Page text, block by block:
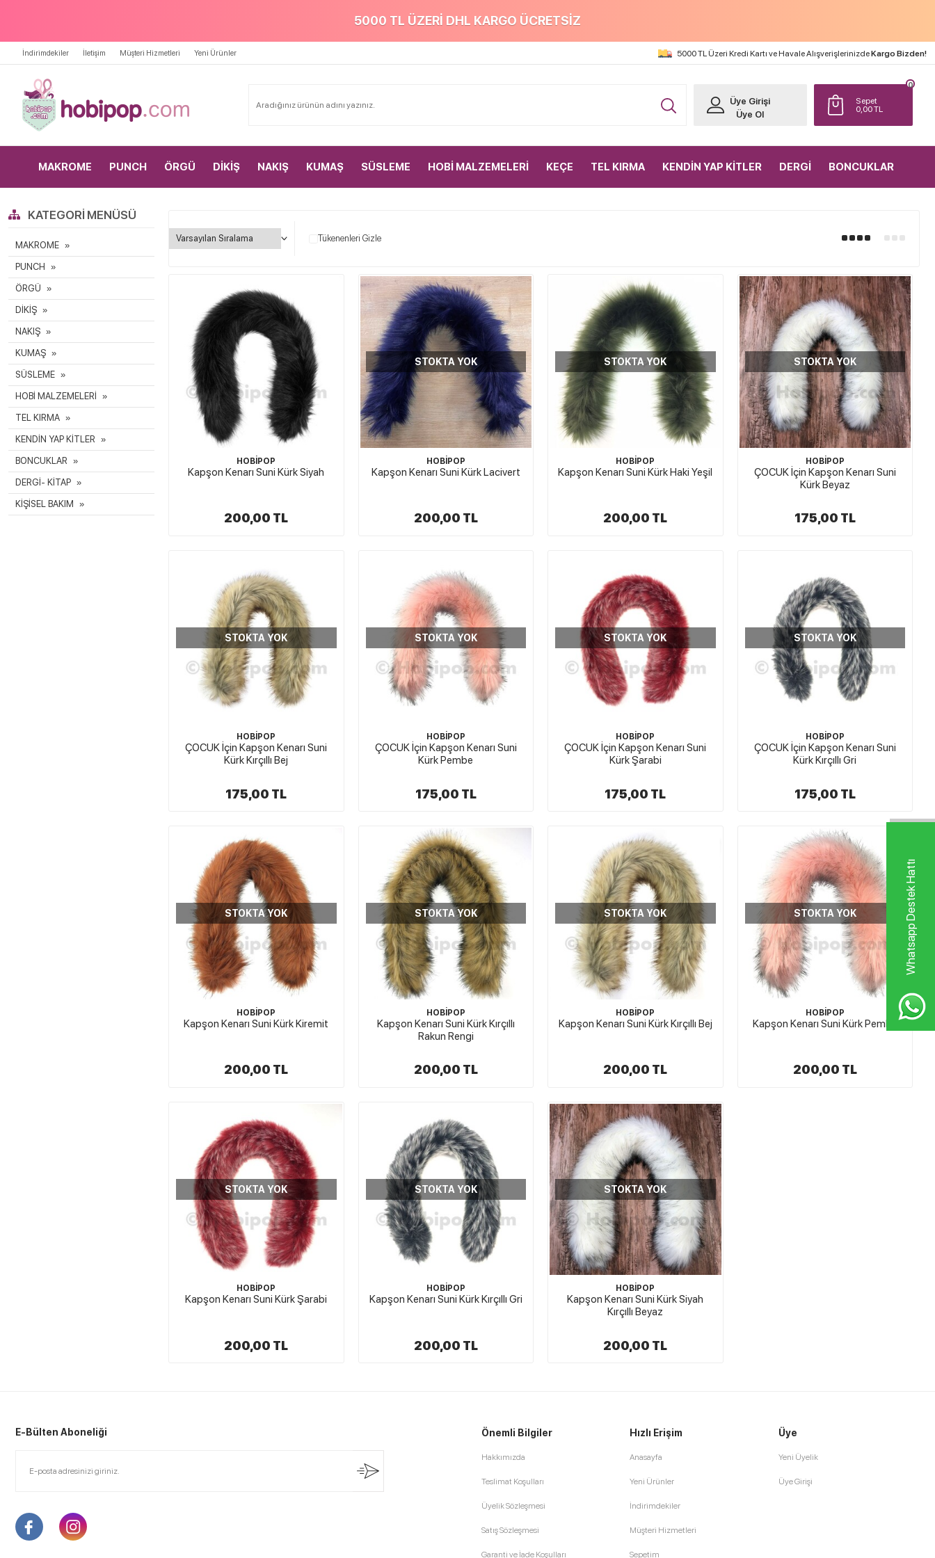
Whatsapp Destek Hattı
5000 TL ÜZERİ DHL KARGO ÜCRETSİZ
İndirimdekiler İletişim Müşteri Hizmetleri Yeni Ürünler 5000 TL Üzeri Kredi Kartı ve Havale AlışverişlerinizdeKargo Bizden!
Sepet
0,00TL
0
Üye Girişi
Üye Ol
MAKROME PUNCH ÖRGÜ DİKİŞ NAKIŞ KUMAŞ SÜSLEME HOBİ MALZEMELERİ KEÇE TEL KIRMA KENDİN YAP KİTLER DERGİ BONCUKLAR
KATEGORI MENÜSÜ
MAKROME
PUNCH
ÖRGÜ
DİKİŞ
NAKIŞ
KUMAŞ
SÜSLEME
HOBİ MALZEMELERİ
TEL KIRMA
KENDİN YAP KİTLER
BONCUKLAR
DERGİ- KİTAP
KİŞİSEL BAKIM
Tükenenleri Gizle
HOBİPOP
Kapşon Kenarı Suni Kürk Siyah
200,00 TL
STOKTA YOK
HOBİPOP
Kapşon Kenarı Suni Kürk Lacivert
200,00 TL
STOKTA YOK
HOBİPOP
Kapşon Kenarı Suni Kürk Haki Yeşil
200,00 TL
STOKTA YOK
HOBİPOP
ÇOCUK İçin Kapşon Kenarı Suni
Kürk Beyaz
175,00 TL
STOKTA YOK
HOBİPOP
ÇOCUK İçin Kapşon Kenarı Suni
Kürk Kırçıllı Bej
175,00 TL
STOKTA YOK
HOBİPOP
ÇOCUK İçin Kapşon Kenarı Suni
Kürk Pembe
175,00 TL
STOKTA YOK
HOBİPOP
ÇOCUK İçin Kapşon Kenarı Suni
Kürk Şarabi
175,00 TL
STOKTA YOK
HOBİPOP
ÇOCUK İçin Kapşon Kenarı Suni
Kürk Kırçıllı Gri
175,00 TL
STOKTA YOK
HOBİPOP
Kapşon Kenarı Suni Kürk Kiremit
200,00 TL
STOKTA YOK
HOBİPOP
Kapşon Kenarı Suni Kürk Kırçıllı
Rakun Rengi
200,00 TL
STOKTA YOK
HOBİPOP
Kapşon Kenarı Suni Kürk Kırçıllı Bej
200,00 TL
STOKTA YOK
HOBİPOP
Kapşon Kenarı Suni Kürk Pembe
200,00 TL
STOKTA YOK
HOBİPOP
Kapşon Kenarı Suni Kürk Şarabi
200,00 TL
STOKTA YOK
HOBİPOP
Kapşon Kenarı Suni Kürk Kırçıllı Gri
200,00 TL
STOKTA YOK
HOBİPOP
Kapşon Kenarı Suni Kürk Siyah
Kırçıllı Beyaz
200,00 TL
E-Bülten Aboneliği Önemli Bilgiler
Hakkımızda
Teslimat Koşulları
Üyelik Sözleşmesi
Satış Sözleşmesi
Garanti ve İade Koşulları
Hızlı Erişim
Anasayfa
Yeni Ürünler
İndirimdekiler
Müşteri Hizmetleri
Sepetim
Üye
Yeni Üyelik
Üye Girişi